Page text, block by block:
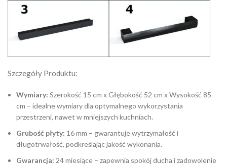
Szczegóły Produktu:
Wymiary: Szerokość 15 cm x Głębokość 52 cm x Wysokość 85
cm – idealne wymiary dla optymalnego wykorzystania
przestrzeni, nawet w mniejszych kuchniach.
Grubość płyty: 16 mm – gwarantuje wytrzymałość i
długotrwałość, podkreślając jakość wykonania.
Gwarancja: 24 miesiące – zapewnia spokój ducha i zadowolenie